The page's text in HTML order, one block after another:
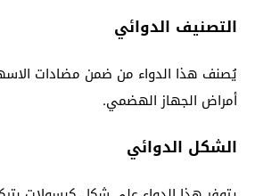
التصنيف الدوائي
يُصنف هذا الدواء من ضمن مضادات
أمراض الجهاز الهضمي.
الشكل الدوائي